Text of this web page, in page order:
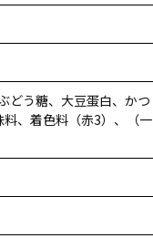
どう糖、大豆蛋白、かつ
、着色料（赤3）、（一